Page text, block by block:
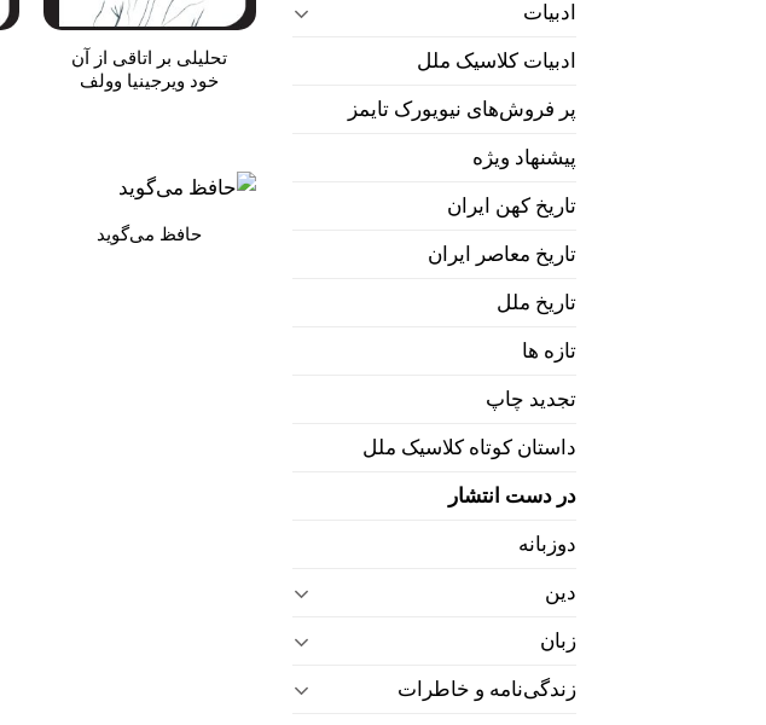
ادبیات
ادبیات کلاسیک ملل
پر فروش‌های نیویورک تایمز
پیشنهاد ویژه
تاریخ کهن ایران
تاریخ معاصر ایران
تاریخ ملل
تازه ها
تجدید چاپ
داستان کوتاه کلاسیک ملل
در دست انتشار
دوزبانه
دین
زبان
زندگی‌نامه و خاطرات
تحلیلی بر اتاقی از آن
خود ویرجینیا وولف
حافظ می‌گوید